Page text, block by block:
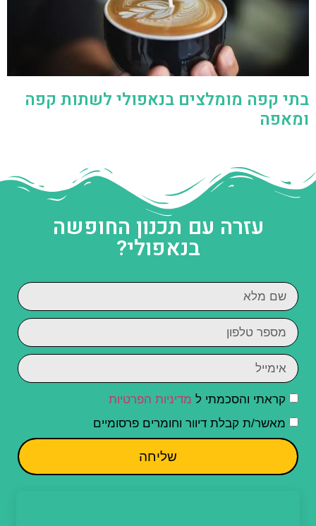
בתי קפה מומלצים בנאפולי לשתות קפה
ומאפה
עזרה עם תכנון החופשה
בנאפולי?
קראתי והסכמתי ל מדיניות הפרטיות
מאשר/ת קבלת דיוור וחומרים פרסומיים
שליחה